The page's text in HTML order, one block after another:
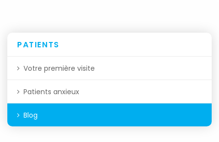
PATIENTS
Votre première visite
Patients anxieux
Blog